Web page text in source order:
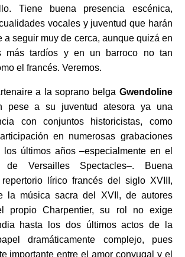
Tiene buena presencia escénica,
vocales y juventud que harán
a seguir muy de cerca, aunque quizá en
más tardíos y en un barroco no tan
el francés. Veremos.
a la soprano belga Gwendoline
pese a su juventud atesora ya una
con conjuntos historicistas, como
en numerosas grabaciones
los últimos años –especialmente en el
Versailles Spectacles–. Buena
lírico francés del siglo XVIII,
la música sacra del XVII, de autores
propio Charpentier, su rol no exige
hasta los dos últimos actos de la
dramáticamente complejo, pues
importante entre el amor conyugal y el